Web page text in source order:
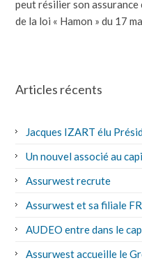
peut résilier son
de la loi « Hamon » du 17
Articles récents
Jacques IZART élu
Un nouvel associé au
Assurwest recrute
Assurwest et sa filiale
AUDEO entre dans le
Assurwest accueille le